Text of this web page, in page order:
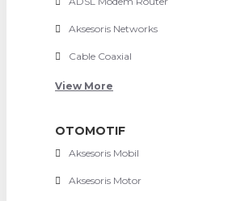
Aksesoris Networks
Cable Coaxial
View More
OTOMOTIF
Aksesoris Mobil
Aksesoris Motor